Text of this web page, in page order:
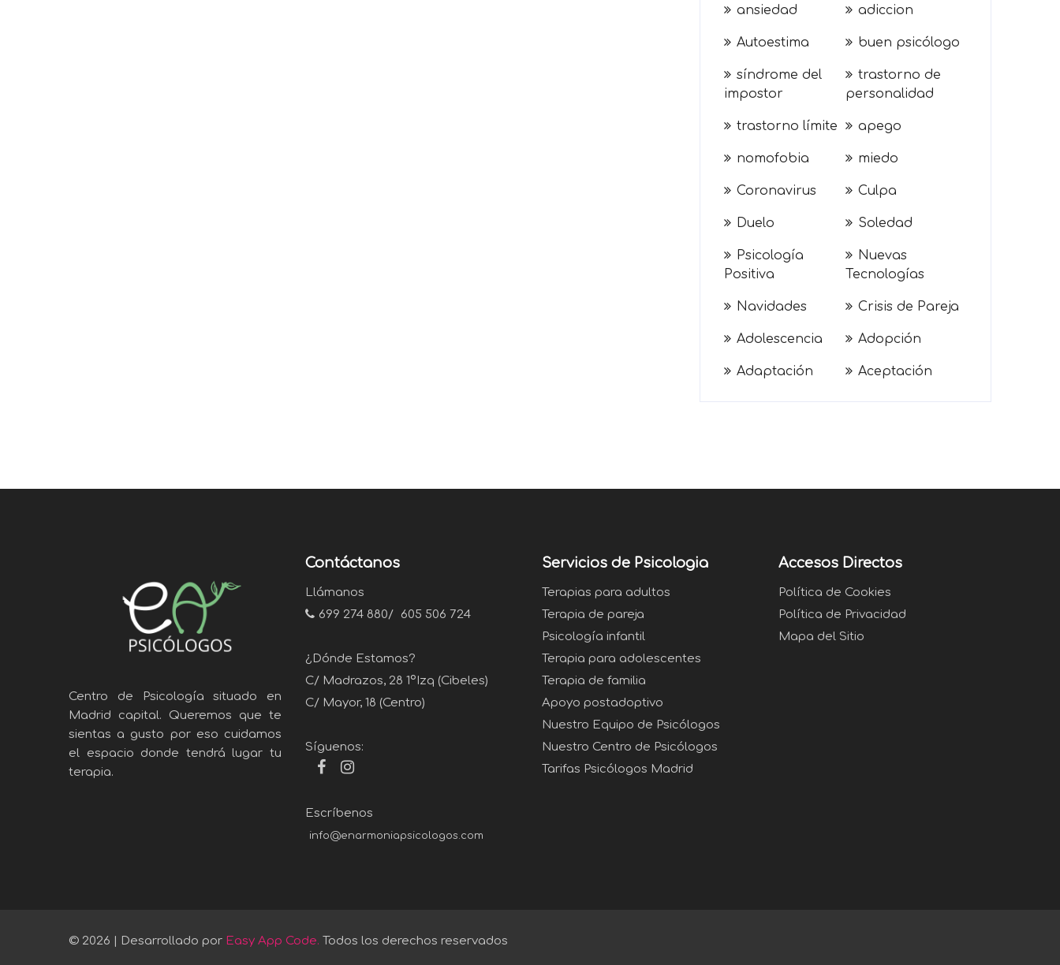
ansiedad adiccion
Autoestima buen psicólogo
síndrome del
impostor
trastorno de
personalidad
trastorno límite apego
nomofobia miedo
Coronavirus Culpa
Duelo Soledad
Psicología
Positiva
Nuevas
Tecnologías
Navidades Crisis de Pareja
Adolescencia Adopción
Adaptación Aceptación
Centro de Psicología situado en
Madrid capital. Queremos que te
sientas a gusto por eso cuidamos
el espacio donde tendrá lugar tu
terapia.
Contáctanos
Llámanos
699 274 880/ 605 506 724
¿Dónde Estamos?
C/ Madrazos, 28 1ºIzq (Cibeles)
C/ Mayor, 18 (Centro)
Síguenos:
Escríbenos
info@enarmoniapsicologos.com
Servicios de Psicologia
Terapias para adultos
Terapia de pareja
Psicología infantil
Terapia para adolescentes
Terapia de familia
Apoyo postadoptivo
Nuestro Equipo de Psicólogos
Nuestro Centro de Psicólogos
Tarifas Psicólogos Madrid
Accesos Directos
Política de Cookies
Política de Privacidad
Mapa del Sitio
© 2026 | Desarrollado por Easy App Code. Todos los derechos reservados